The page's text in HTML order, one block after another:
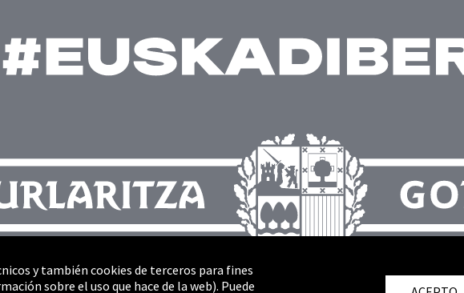
y también cookies de terceros para fines
sobre el uso que hace de la web). Puede